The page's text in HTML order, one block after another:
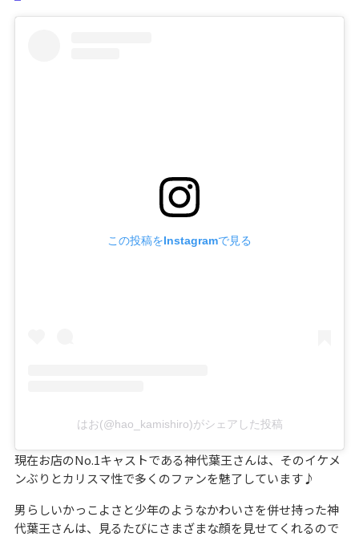
この投稿をInstagramで見る
はお(@hao_kamishiro)がシェアした投稿
現在お店のNo.1キャストである神代葉王さんは、そのイケメ
ンぶりとカリスマ性で多くのファンを魅了しています♪
男らしいかっこよさと少年のようなかわいさを併せ持った神
代葉王さんは、見るたびにさまざまな顔を見せてくれるので